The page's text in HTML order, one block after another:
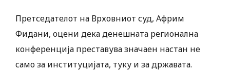
Претседателот на Врховниот суд, Африм
Фидани, оцени дека денешната регионална
конференција преставува значаен настан не
само за институцијата, туку и за државата.